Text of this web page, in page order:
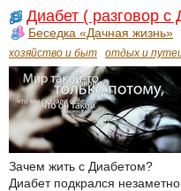
Диабет ( разговор с
Беседка «Дачная жизнь»
хозяйство и быт отдых и
Зачем жить с Диабетом?
Диабет подкрался